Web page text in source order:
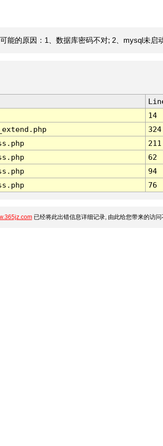
能的原因：1、数据库密码不对; 2、mysql未启动
14
324
211
62
94
76
已经将此出错信息详细记录, 由此给您带来的访问